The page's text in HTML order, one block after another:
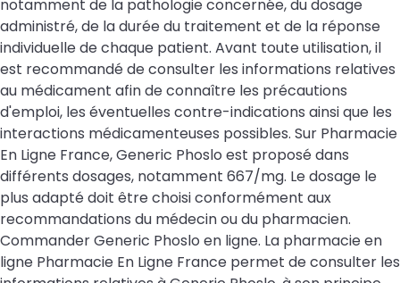
notamment de la pathologie concernée, du dosage
administré, de la durée du traitement et de la réponse
individuelle de chaque patient. Avant toute utilisation, il
est recommandé de consulter les informations relatives
au médicament afin de connaître les précautions
d'emploi, les éventuelles contre-indications ainsi que les
interactions médicamenteuses possibles. Sur Pharmacie
En Ligne France, Generic Phoslo est proposé dans
différents dosages, notamment 667/mg. Le dosage le
plus adapté doit être choisi conformément aux
recommandations du médecin ou du pharmacien.
Commander Generic Phoslo en ligne. La pharmacie en
ligne Pharmacie En Ligne France permet de consulter les